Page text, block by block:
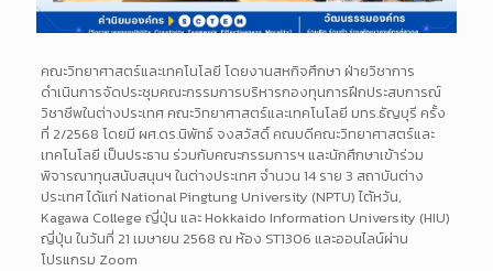
คณะวิทยาศาสตร์และเทคโนโลยี โดยงานสหกิจศึกษา ฝ่ายวิชาการ
ดำเนินการจัดประชุมคณะกรรมการบริหารกองทุนการฝึกประสบการณ์
วิชาชีพในต่างประเทศ คณะวิทยาศาสตร์และเทคโนโลยี มทร.ธัญบุรี ครั้ง
ที่ 2/2568 โดยมี ผศ.ดร.นิพัทธ์ จงสวัสดิ์ คณบดีคณะวิทยาศาสตร์และ
เทคโนโลยี เป็นประธาน ร่วมกับคณะกรรมการฯ และนักศึกษาเข้าร่วม
พิจารณาทุนสนับสนุนฯ ในต่างประเทศ จำนวน 14 ราย 3 สถาบันต่าง
ประเทศ ได้แก่ National Pingtung University (NPTU) ไต้หวัน,
Kagawa College ญี่ปุ่น และ Hokkaido Information University (HIU)
ญี่ปุ่น ในวันที่ 21 เมษายน 2568 ณ ห้อง ST1306 และออนไลน์ผ่าน
โปรแกรม Zoom